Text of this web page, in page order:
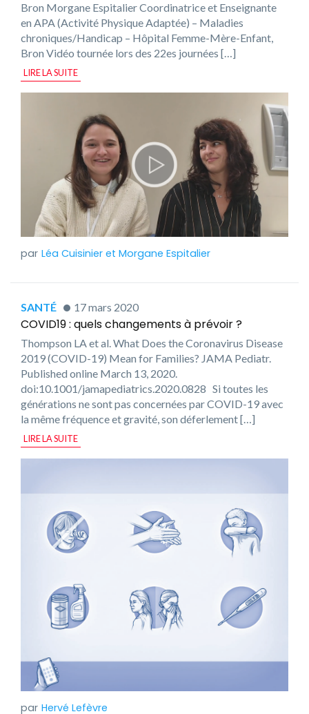
Bron Morgane Espitalier Coordinatrice et Enseignante
en APA (Activité Physique Adaptée) – Maladies
chroniques/Handicap – Hôpital Femme-Mère-Enfant,
Bron Vidéo tournée lors des 22es journées […]
LIRE LA SUITE
Léa Cuisinier et Morgane Espitalier
SANTÉ 17 mars 2020
COVID19 : quels changements à prévoir ?
Thompson LA et al. What Does the Coronavirus Disease
2019 (COVID-19) Mean for Families? JAMA Pediatr.
Published online March 13, 2020.
doi:10.1001/jamapediatrics.2020.0828 Si toutes les
générations ne sont pas concernées par COVID-19 avec
la même fréquence et gravité, son déferlement […]
LIRE LA SUITE
Hervé Lefèvre